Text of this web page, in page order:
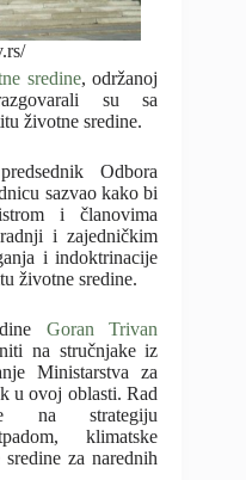
sredine, održanoj
su sa
životne sredine.
Odbora
sazvao kako bi
i članovima
i zajedničkim
i indoktrinacije
životne sredine.
Goran Trivan
na stručnjake iz
Ministarstva za
u ovoj oblasti. Rad
na strategiju
klimatske
za narednih